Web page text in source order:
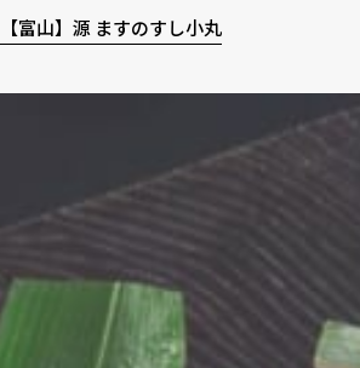
【富山】源 ますのすし小丸